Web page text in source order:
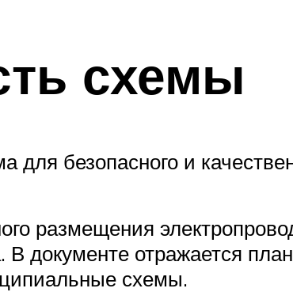
схемы
для безопасного и
размещения
документе отражается
схемы.